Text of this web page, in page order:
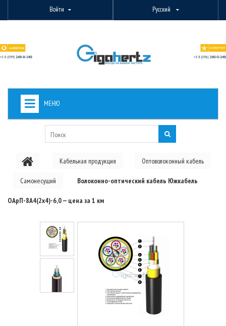
Войти Русский
МЕНЮ
PON ОБОРУДОВАНИЕ
МАРШРУТИЗАТОРЫ
Кабельная продукция Оптоволоконный кабель
Самонесущий Волоконно-оптический кабель Южкабель
ОАрП-8А4(2х4)-6,0 — цена за 1 км